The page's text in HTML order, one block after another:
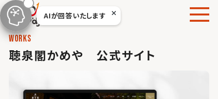
本
文
へworks
聴泉閣かめや 公式サイト
AIが回答いたします